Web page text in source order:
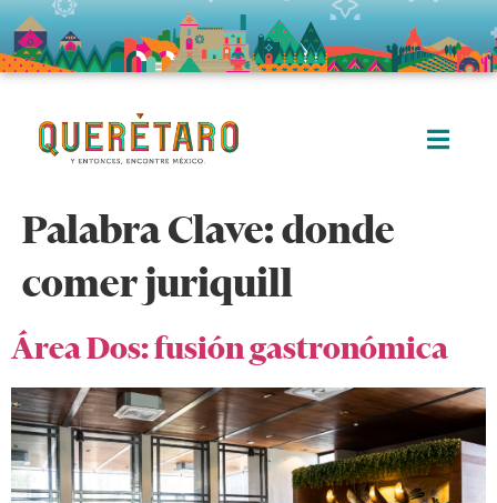
Palabra Clave:donde
comer juriquill
Área Dos: fusión gastronómica